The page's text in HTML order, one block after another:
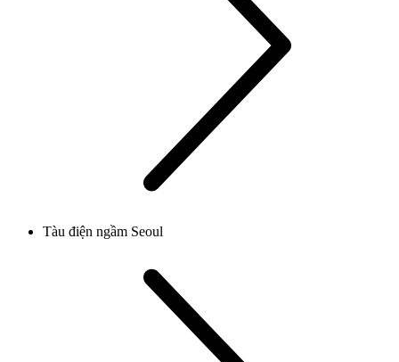
Tàu điện ngầm Seoul